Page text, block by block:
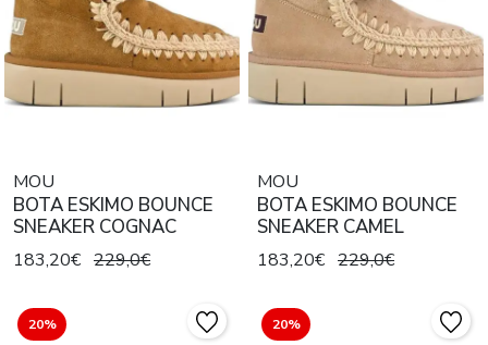
MOU
BOTA ESKIMO BOUNCE
SNEAKER COGNAC
183,20€ 229,0€
MOU
BOTA ESKIMO BOUNCE
SNEAKER CAMEL
183,20€ 229,0€
20% 20%